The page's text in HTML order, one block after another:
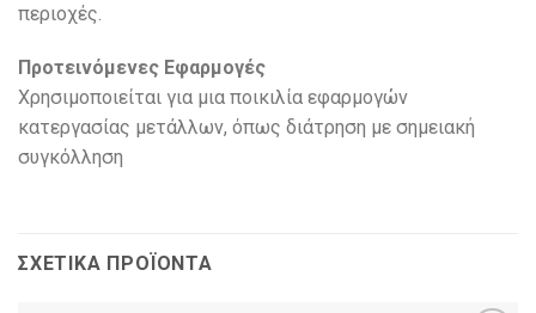
περιοχές.
Προτεινόμενες Εφαρμογές
Χρησιμοποιείται για μια ποικιλία εφαρμογών
κατεργασίας μετάλλων, όπως διάτρηση με σημειακή
συγκόλληση
ΣΧΕΤΙΚΆ ΠΡΟΪΌΝΤΑ